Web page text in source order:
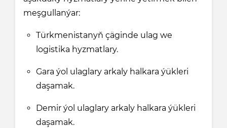
meşgullanýar:
Türkmenistanyň çäginde ulag we
logistika hyzmatlary.
Gara ýol ulaglary arkaly halkara ýükleri
daşamak.
Demir ýol ulaglary arkaly halkara ýükleri
daşamak.